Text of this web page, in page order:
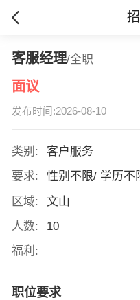
客服经理/全职
面议
发布时间:2026-08-10
类别:
客户服务
要求:
性别不限/ 学历不
区域:
文山
人数:
10
福利:
职位要求